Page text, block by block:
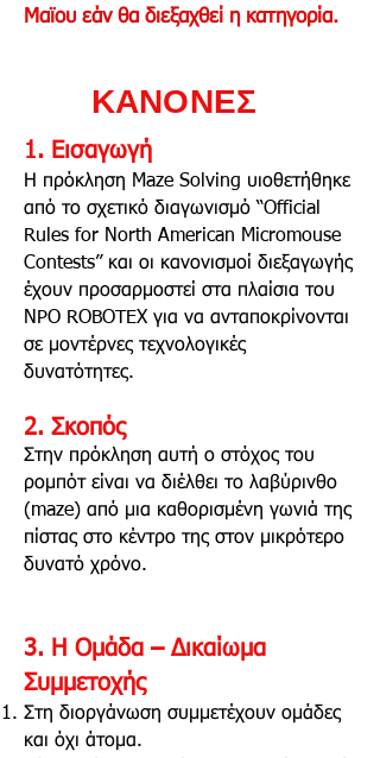
Μαϊου εάν θα διεξαχθεί η κατηγορία.
ΚΑΝΟΝΕΣ
1. Εισαγωγή
Η πρόκληση Maze Solving υιοθετήθηκε
από το σχετικό διαγωνισμό “Official
Rules for North American Micromouse
Contests” και οι κανονισμοί διεξαγωγής
έχουν προσαρμοστεί στα πλαίσια του
NPO ROBOTEX για να ανταποκρίνονται
σε μοντέρνες τεχνολογικές
δυνατότητες.
2. Σκοπός
Στην πρόκληση αυτή ο στόχος του
ρομπότ είναι να διέλθει το λαβύρινθο
(maze) από μια καθορισμένη γωνιά της
πίστας στο κέντρο της στον μικρότερο
δυνατό χρόνο.
3. Η Ομάδα – Δικαίωμα
Συμμετοχής
Στη διοργάνωση συμμετέχουν ομάδες
και όχι άτομα.